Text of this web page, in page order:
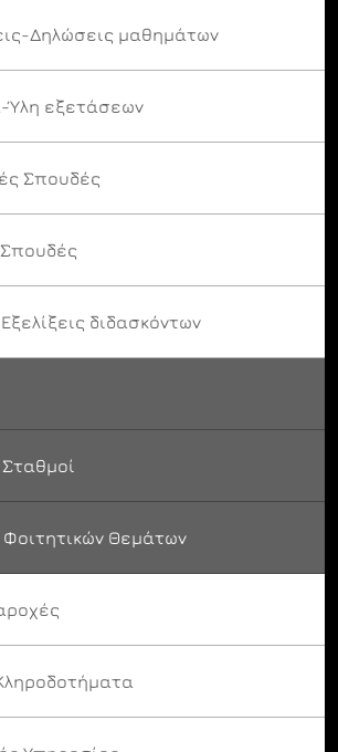
Δηλώσεις μαθημάτων
Ύλη εξετάσεων
Σπουδές
Σπουδές
διδασκόντων
Σταθμοί
Φοιτητικών Θεμάτων